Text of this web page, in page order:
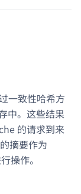
一致性哈希方
中。这些结果
的请求到来
摘要作为
操作。